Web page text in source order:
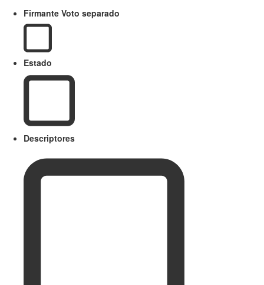
Firmante Voto separado
Estado
Descriptores